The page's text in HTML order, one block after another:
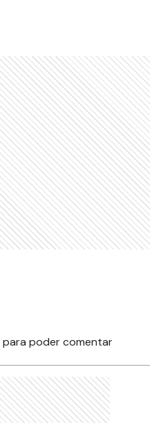
para poder comentar